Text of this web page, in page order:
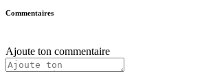
Commentaires
Ajoute ton commentaire